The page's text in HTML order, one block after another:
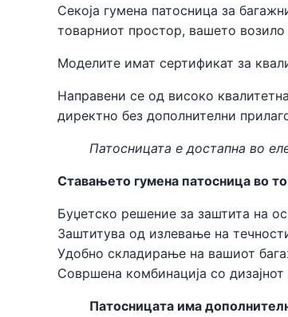
Секоја гумена патосница за
товарниот простор, вашето
Моделите имат сертификат за
Направени се од високо
директно без дополнителни
Патосницата е достапна во
Ставањето гумена патосница во
Буџетско решение за заштита на
Заштитува од излевање на
Удобно складирање на вашиот
Совршена комбинација со
Патосницата има